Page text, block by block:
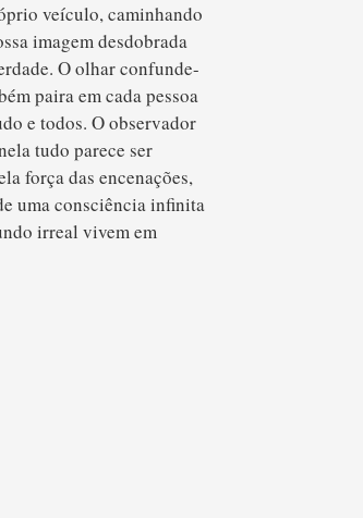
veículo, caminhando
imagem desdobrada
O olhar confunde-
paira em cada pessoa
e todos. O observador
tudo parece ser
força das encenações,
uma consciência infinita
irreal vivem em